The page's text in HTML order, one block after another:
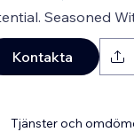
Seasoned
Kontakta
Tjänster och